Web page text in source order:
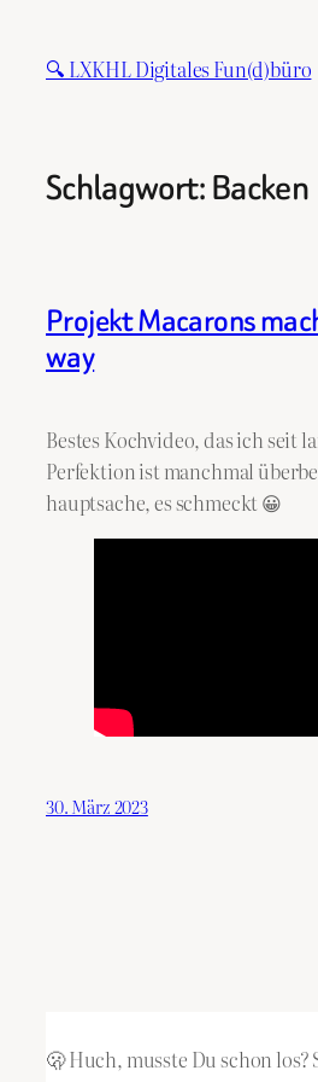
Inhalt
springen
🔍 LXKHL Digitales Fun(d)büro
Schlagwort:Backen
Projekt Macarons
way
Bestes Kochvideo, das ich seit
Perfektion ist manchmal
hauptsache, es schmeckt 😀
30. März 2023
🫢 Huch, musste Du schon los?